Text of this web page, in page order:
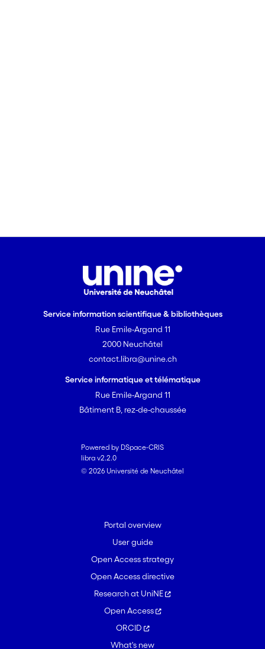
Service information scientifique & bibliothèques
Rue Emile-Argand 11
2000 Neuchâtel
contact.libra@unine.ch
Service informatique et télématique
Rue Emile-Argand 11
Bâtiment B, rez-de-chaussée
Powered by DSpace-CRIS
libra v2.2.0
© 2026 Université de Neuchâtel
Portal overview
User guide
Open Access strategy
Open Access directive
Research at UniNE
Open Access
ORCID
What's new